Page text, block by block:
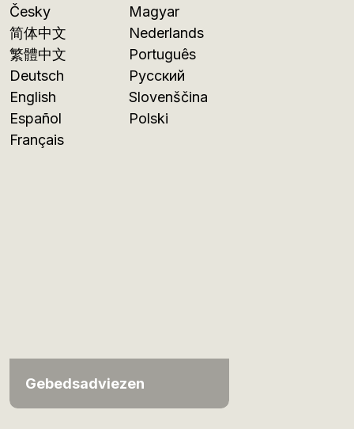
Česky
简体中文
繁體中文
Deutsch
English
Español
Français
Magyar
Nederlands
Português
Русский
Slovenščina
Polski
Gebedsadviezen